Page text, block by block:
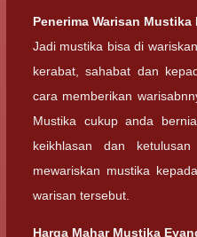
Penerima Warisan Mustika
Jadi mustika bisa di
kerabat, sahabat dan
cara memberikan
Mustika cukup anda
keikhlasan dan
mewariskan mustika
warisan tersebut.
Harga Mahar Mustika